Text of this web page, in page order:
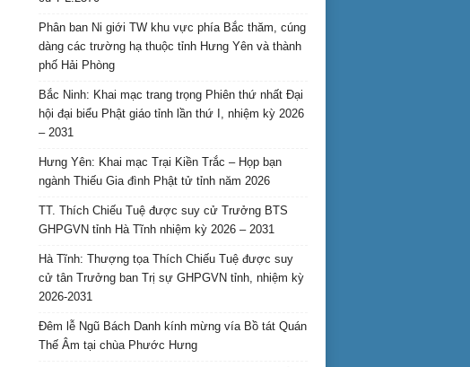
Phân ban Ni giới TW khu vực phía Bắc thăm, cúng
dàng các trường hạ thuộc tỉnh Hưng Yên và thành
phố Hải Phòng
Bắc Ninh: Khai mạc trang trọng Phiên thứ nhất Đại
hội đại biểu Phật giáo tỉnh lần thứ I, nhiệm kỳ 2026
– 2031
Hưng Yên: Khai mạc Trại Kiền Trắc – Họp bạn
ngành Thiếu Gia đình Phật tử tỉnh năm 2026
TT. Thích Chiếu Tuệ được suy cử Trưởng BTS
GHPGVN tỉnh Hà Tĩnh nhiệm kỳ 2026 – 2031
Hà Tĩnh: Thượng tọa Thích Chiếu Tuệ được suy
cử tân Trưởng ban Trị sự GHPGVN tỉnh, nhiệm kỳ
2026-2031
Đêm lễ Ngũ Bách Danh kính mừng vía Bồ tát Quán
Thế Âm tại chùa Phước Hưng